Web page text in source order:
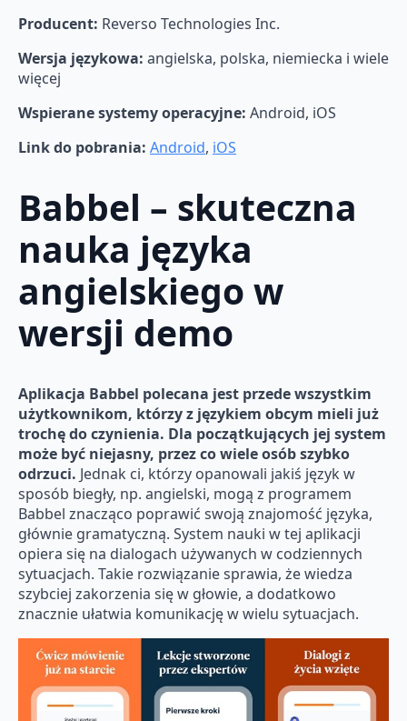
Producent: Reverso Technologies Inc.
Wersja językowa: angielska, polska, niemiecka i wiele
więcej
Wspierane systemy operacyjne: Android, iOS
Link do pobrania: Android, iOS
Babbel – skuteczna
nauka języka
angielskiego w
wersji demo
Aplikacja Babbel polecana jest przede wszystkim
użytkownikom, którzy z językiem obcym mieli już
trochę do czynienia. Dla początkujących jej system
może być niejasny, przez co wiele osób szybko
odrzuci. Jednak ci, którzy opanowali jakiś język w
sposób biegły, np. angielski, mogą z programem
Babbel znacząco poprawić swoją znajomość języka,
głównie gramatyczną. System nauki w tej aplikacji
opiera się na dialogach używanych w codziennych
sytuacjach. Takie rozwiązanie sprawia, że wiedza
szybciej zakorzenia się w głowie, a dodatkowo
znacznie ułatwia komunikację w wielu sytuacjach.